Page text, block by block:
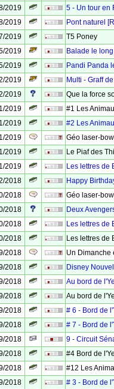
2019
5 - Un tour en
2019
Pont naturel
2019
T5 Poney
2019
Balade le
2019
Pandi Panda
2019
Multi - Graff
2019
Que la force
2019
#1 Les
2019
#2 Les
2019
Géo laser-
2019
Le Piaf des
2019
Les lettres de
2018
Happy
2018
Géo laser-
2018
Deux
2018
Les lettres de
2018
Les lettres de
2018
Un Dimanche
2018
Disney
2018
Au bord de
2018
Au bord de
2018
# 6 - Bord de
2018
# 7 - Bord de
2018
9 - Circuit
2018
#4 Bord de
2018
#12 Les
2018
# 3 - Bord de